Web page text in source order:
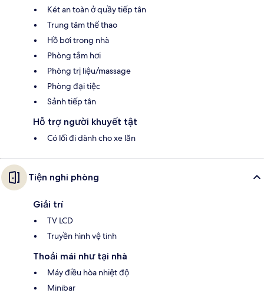
Két an toàn ở quầy tiếp tân
Trung tâm thể thao
Hồ bơi trong nhà
Phòng tắm hơi
Phòng trị liệu/massage
Phòng đại tiệc
Sảnh tiếp tân
Hỗ trợ người khuyết tật
Có lối đi dành cho xe lăn
Tiện nghi phòng
Giải trí
TV LCD
Truyền hình vệ tinh
Thoải mái như tại nhà
Máy điều hòa nhiệt độ
Minibar